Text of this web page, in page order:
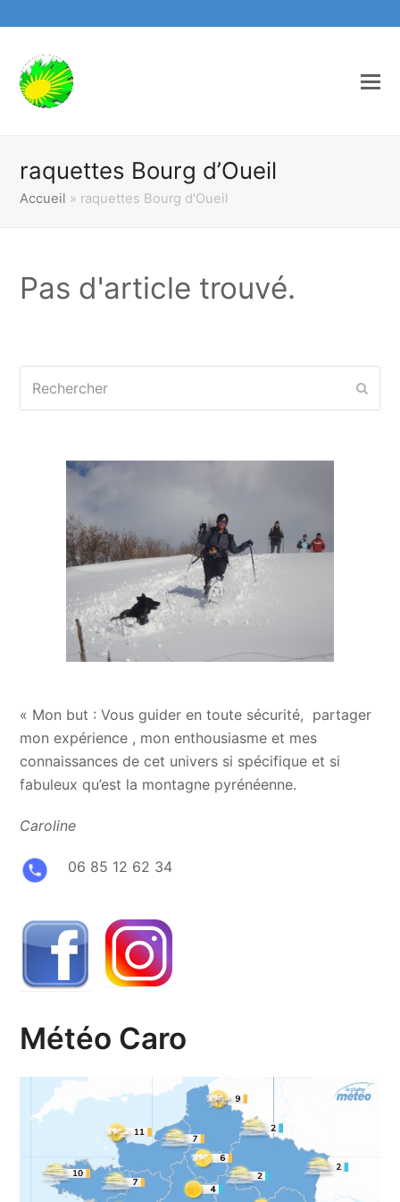
raquettes Bourg d’Oueil
Accueil » raquettes Bourg d'Oueil
Pas d'article trouvé.
« Mon but : Vous guider en toute sécurité, partager
mon expérience , mon enthousiasme et mes
connaissances de cet univers si spécifique et si
fabuleux qu’est la montagne pyrénéenne.
Caroline
06 85 12 62 34
Météo Caro